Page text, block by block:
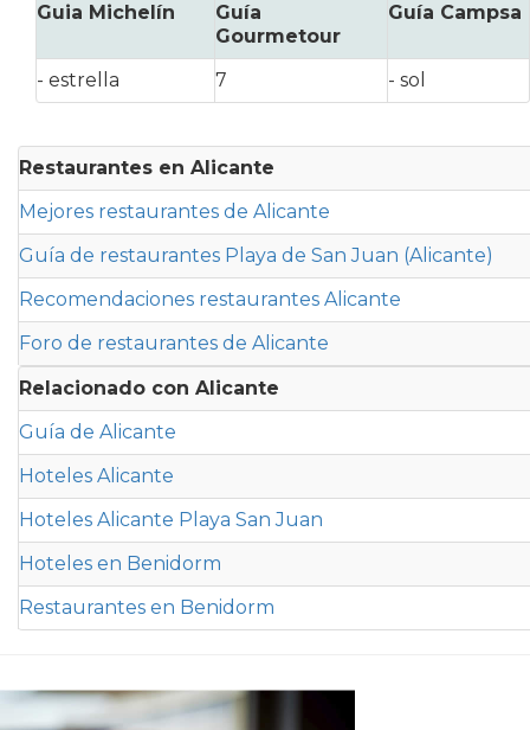
Guia Michelín
Guía
Gourmetour
Guía Campsa
- estrella 7 - sol
Restaurantes en Alicante
Mejores restaurantes de Alicante
Guía de restaurantes Playa de San Juan (Alicante)
Recomendaciones restaurantes Alicante
Foro de restaurantes de Alicante
Relacionado con Alicante
Guía de Alicante
Hoteles Alicante
Hoteles Alicante Playa San Juan
Hoteles en Benidorm
Restaurantes en Benidorm